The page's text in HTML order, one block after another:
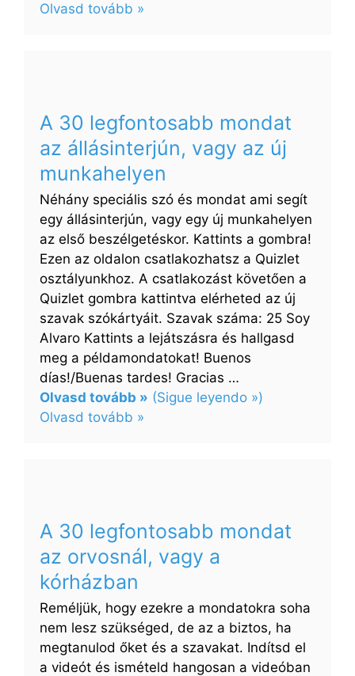
Olvasd tovább »
és
kifejezés
a
szerelemre,
spanyol
nyelven
A 30 legfontosabb mondat
az állásinterjún, vagy az új
munkahelyen
Néhány speciális szó és mondat ami segít
egy állásinterjún, vagy egy új munkahelyen
az első beszélgetéskor. Kattints a gombra!
Ezen az oldalon csatlakozhatsz a Quizlet
osztályunkhoz. A csatlakozást követően a
Quizlet gombra kattintva elérheted az új
szavak szókártyáit. Szavak száma: 25 Soy
Alvaro Kattints a lejátszásra és hallgasd
meg a példamondatokat! Buenos
días!/Buenas tardes! Gracias …
Olvasd tovább » (Sigue leyendo »)
Olvasd tovább »
állásinterjún,
vagy
munkahelyen
A 30 legfontosabb mondat
az orvosnál, vagy a
kórházban
Reméljük, hogy ezekre a mondatokra soha
nem lesz szükséged, de az a biztos, ha
megtanulod őket és a szavakat. Indítsd el
a videót és ismételd hangosan a videóban